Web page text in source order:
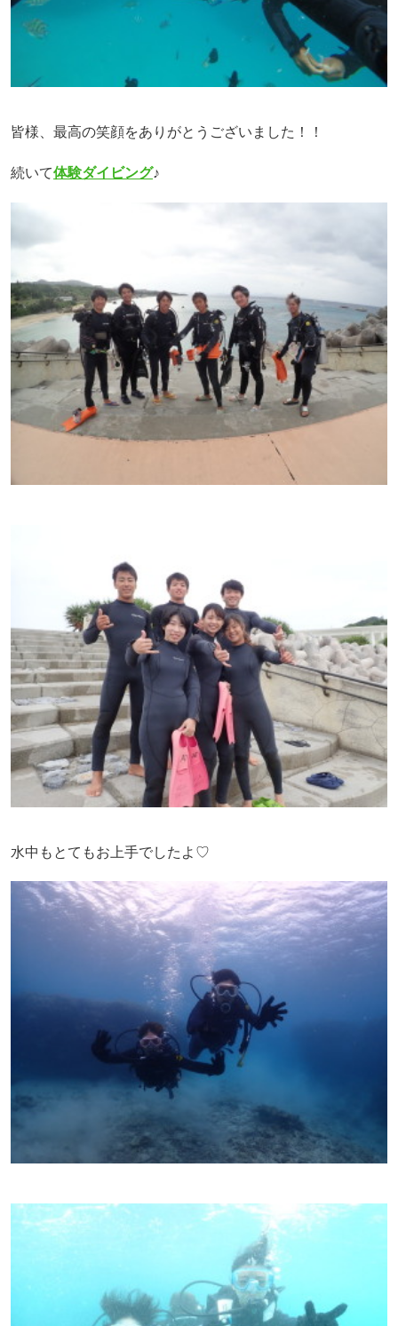
皆様、最高の笑顔をありがとうございました！！
続いて体験ダイビング♪
水中もとてもお上手でしたよ♡